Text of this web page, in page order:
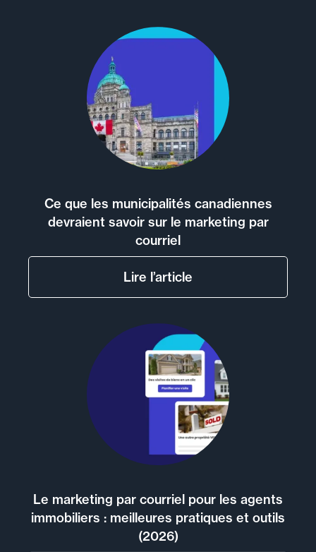
Ce que les municipalités canadiennes
devraient savoir sur le marketing par
courriel
Lire l’article
Le marketing par courriel pour les agents
immobiliers : meilleures pratiques et outils
(2026)